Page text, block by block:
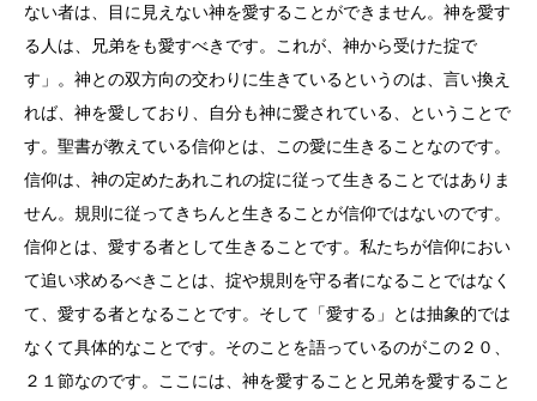
ない者は、目に見えない神を愛することができません。神を愛す
る人は、兄弟をも愛すべきです。これが、神から受けた掟で
す」。神との双方向の交わりに生きているというのは、言い換え
れば、神を愛しており、自分も神に愛されている、ということで
す。聖書が教えている信仰とは、この愛に生きることなのです。
信仰は、神の定めたあれこれの掟に従って生きることではありま
せん。規則に従ってきちんと生きることが信仰ではないのです。
信仰とは、愛する者として生きることです。私たちが信仰におい
て追い求めるべきことは、掟や規則を守る者になることではなく
て、愛する者となることです。そして「愛する」とは抽象的では
なくて具体的なことです。そのことを語っているのがこの２０、
２１節なのです。ここには、神を愛することと兄弟を愛すること